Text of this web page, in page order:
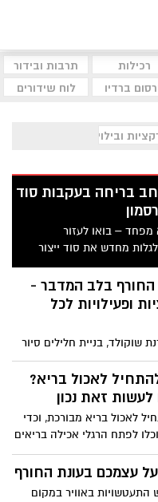
רכילות
תרבות ובידור
ברדיו לוח שידורים
ובילוי
בריחה בעקבות סוד
מפחד – בואו לעזור
לגלות מחדש את סוד ייצור
לאומי עתיקות עין גדי.
ותגברו על מכשולים וכמובן
בדרך לייצור בקבוקון
בלב המדבר -
ופעילויות לכל
שוקולד, בניית חלילים סיור
אנטילופות ועוד הם רק חלק
האטרקציות בערבה
.ריכזנו לכם את המדריך
לאכול בריא?
זאת נכון
לאכול בריא מבורכת, וכדי
לפתח הרגלי אכילה בריאים
חיים כדאי לאמץ כמה
כל מנה למזינה יותר ויסייעו
עצמכם בעונת החורף
באוויר במקום